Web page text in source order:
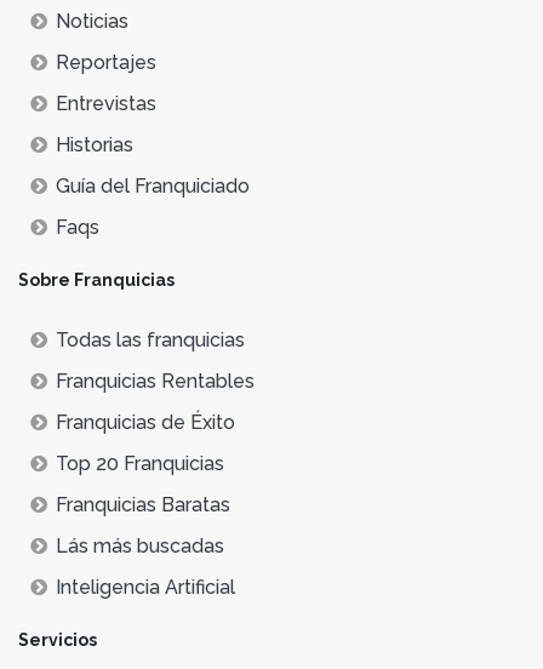
Noticias
Reportajes
Entrevistas
Historias
Guía del Franquiciado
Faqs
Sobre Franquicias
Todas las franquicias
Franquicias Rentables
Franquicias de Éxito
Top 20 Franquicias
Franquicias Baratas
Lás más buscadas
Inteligencia Artificial
Servicios